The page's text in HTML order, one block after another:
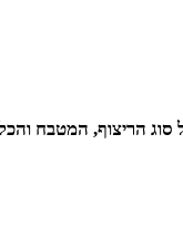
סוג הריצוף, המטבח